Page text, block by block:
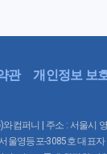
관 개인정보 보
컴퍼니 | 주소 : 서울
울영등포-3085호 대표